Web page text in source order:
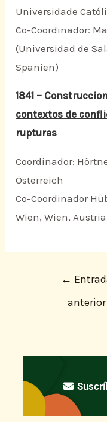
Universidade
Co-Coordinador:
(Universidad de
Spanien)
1841 –
contextos de
rupturas
Coordinador:
Österreich
Co-Coordinador
Wien, Wien,
←
anterior